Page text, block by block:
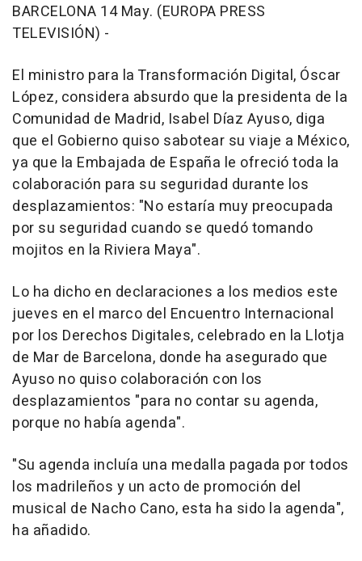
BARCELONA 14 May. (EUROPA PRESS
TELEVISIÓN) -
El ministro para la Transformación Digital, Óscar
López, considera absurdo que la presidenta de la
Comunidad de Madrid, Isabel Díaz Ayuso, diga
que el Gobierno quiso sabotear su viaje a México,
ya que la Embajada de España le ofreció toda la
colaboración para su seguridad durante los
desplazamientos: "No estaría muy preocupada
por su seguridad cuando se quedó tomando
mojitos en la Riviera Maya".
Lo ha dicho en declaraciones a los medios este
jueves en el marco del Encuentro Internacional
por los Derechos Digitales, celebrado en la Llotja
de Mar de Barcelona, donde ha asegurado que
Ayuso no quiso colaboración con los
desplazamientos "para no contar su agenda,
porque no había agenda".
"Su agenda incluía una medalla pagada por todos
los madrileños y un acto de promoción del
musical de Nacho Cano, esta ha sido la agenda",
ha añadido.